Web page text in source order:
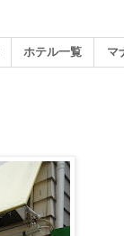
ホテル一覧 マ